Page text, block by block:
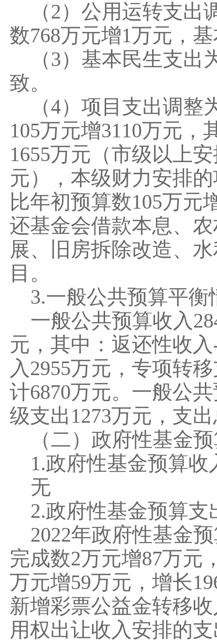
（2）公用运转支出
数768万元增1万元，
（3）基本民生支出
致。
（4） 项目支出调整
105万元增3110万元，
1655万元（市级以上
元）， 本级财力安排
比年初预算数105万元
还基金会借款本息、
展、旧房拆除改造、
目。
3.一般公共预算平衡
一般公共预算收入
元，其中：返还性收入
入2955万元 ，专项转
计6870万元。 一般公
级支出1273万元， 支
（二）政府性基金
1.政府性基金预算收
无
2.政府性基金预算支
2022年政府性基金
完成数2万元增87万元
万元增59万元，增长
新增彩票公益金转移
用权出让收入安排的